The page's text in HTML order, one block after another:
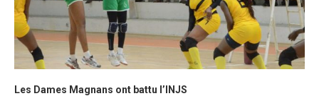
Les Dames Magnans ont battu l’INJS